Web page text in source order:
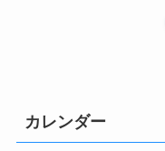
カレンダー